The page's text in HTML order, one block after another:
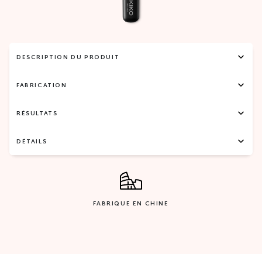
DESCRIPTION DU PRODUIT
FABRICATION
RÉSULTATS
DÉTAILS
FABRIQUE EN CHINE